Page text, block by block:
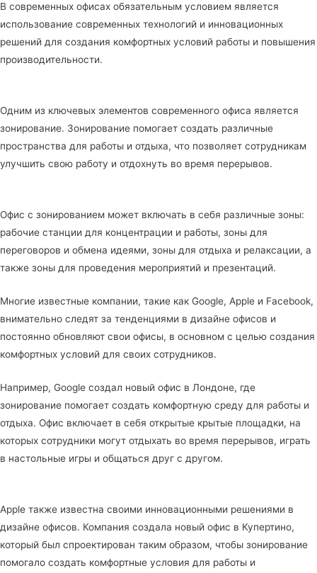
В современных офисах обязательным условием является
использование современных технологий и инновационных
решений для создания комфортных условий работы и повышения
производительности.
Одним из ключевых элементов современного офиса является
зонирование. Зонирование помогает создать различные
пространства для работы и отдыха, что позволяет сотрудникам
улучшить свою работу и отдохнуть во время перерывов.
Офис с зонированием может включать в себя различные зоны:
рабочие станции для концентрации и работы, зоны для
переговоров и обмена идеями, зоны для отдыха и релаксации, а
также зоны для проведения мероприятий и презентаций.
Многие известные компании, такие как Google, Apple и Facebook,
внимательно следят за тенденциями в дизайне офисов и
постоянно обновляют свои офисы, в основном с целью создания
комфортных условий для своих сотрудников.
Например, Google создал новый офис в Лондоне, где
зонирование помогает создать комфортную среду для работы и
отдыха. Офис включает в себя открытые крытые площадки, на
которых сотрудники могут отдыхать во время перерывов, играть
в настольные игры и общаться друг с другом.
Apple также известна своими инновационными решениями в
дизайне офисов. Компания создала новый офис в Купертино,
который был спроектирован таким образом, чтобы зонирование
помогало создать комфортные условия для работы и